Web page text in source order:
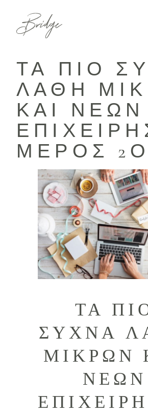
ΤΑ ΠΙΟ
ΛΆΘΗ
ΚΑΙ ΝΈΩΝ
ΜΈΡΟΣ 2Ο
ΤΑ
ΣΥΧΝΆ
ΜΙΚΡΏΝ
ΝΈΩΝ